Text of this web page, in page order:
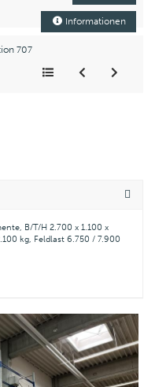
Informationen
707
B/T/H 2.700 x 1.100 x
kg, Feldlast 6.750 / 7.900